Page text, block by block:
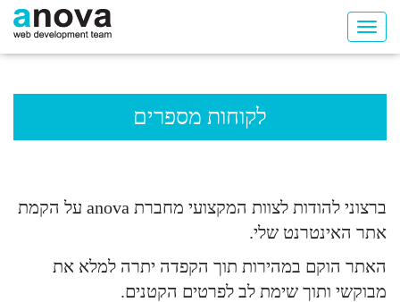
לקוחות מספרים
ברצוני להודות לצוות המקצועי מחברת anova על הקמת
אתר האינטרנט שלי.
האתר הוקם במהירות תוך הקפדה יתרה למלא את
מבוקשי ותוך שימת לב לפרטים הקטנים.